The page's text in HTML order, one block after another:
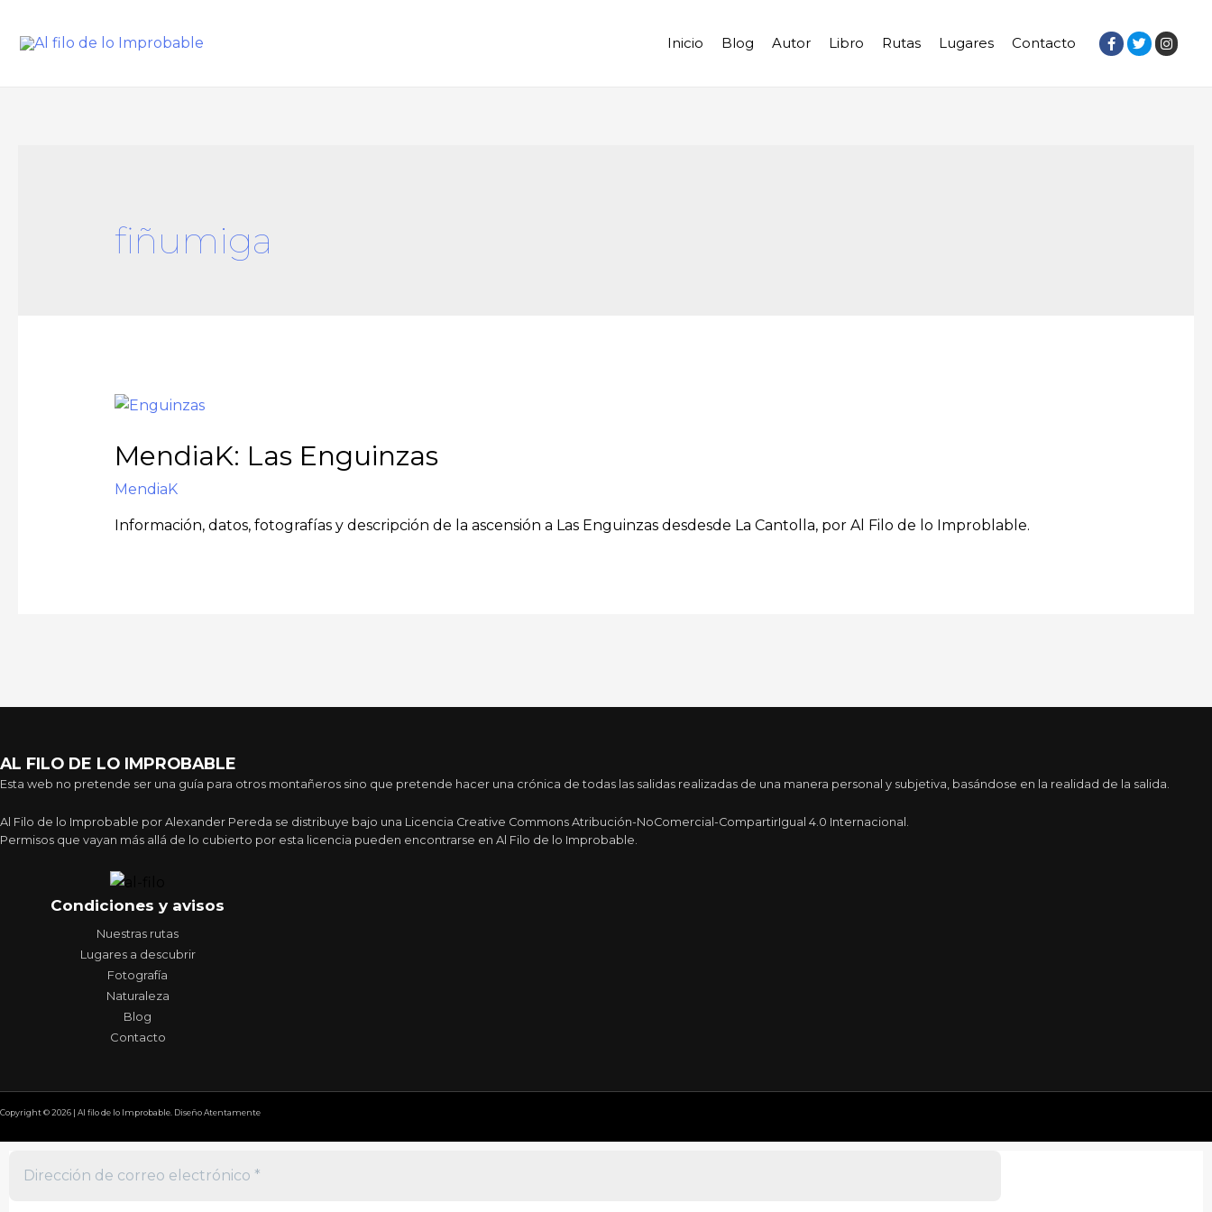
Inicio Blog Autor Libro Rutas Lugares Contacto
fiñumiga
MendiaK: Las Enguinzas
MendiaK
Información, datos, fotografías y descripción de la ascensión a Las Enguinzas desdesde La Cantolla, por Al Filo de lo Improblable.
AL FILO DE LO IMPROBABLE
Esta web no pretende ser una guía para otros montañeros sino que pretende hacer una crónica de todas las salidas realizadas de una manera personal y subjetiva, basándose en la realidad de la salida.
Al Filo de lo Improbable por Alexander Pereda se distribuye bajo una Licencia Creative Commons Atribución-NoComercial-CompartirIgual 4.0 Internacional.
Permisos que vayan más allá de lo cubierto por esta licencia pueden encontrarse en Al Filo de lo Improbable.
Condiciones y avisos
Nuestras rutas
Lugares a descubrir
Fotografía
Naturaleza
Blog
Contacto
Copyright © 2026 | Al filo de lo Improbable. Diseño Atentamente